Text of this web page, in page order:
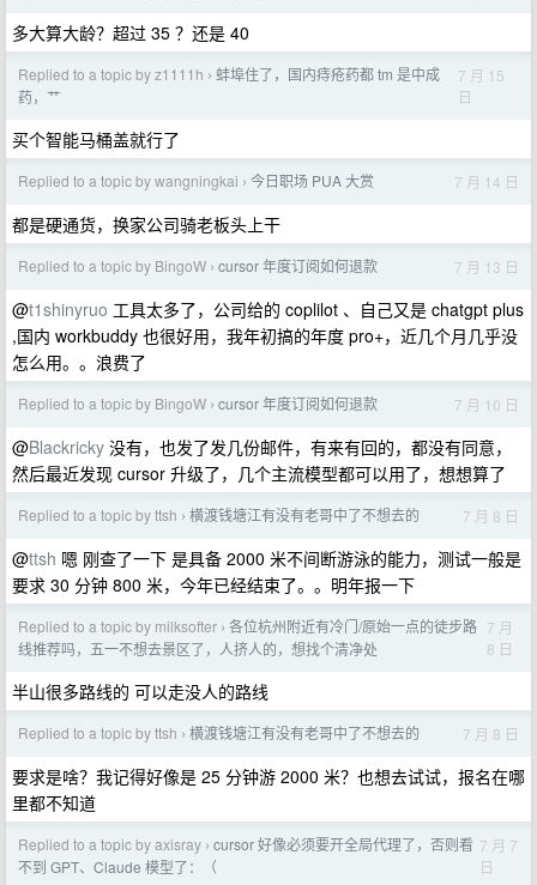
多大算大龄？超过 35 ？还是 40
Replied to a topic by z1111h › 蚌埠住了，国内痔疮药都 tm 是中成
药，艹
7 月 15
日
买个智能马桶盖就行了
Replied to a topic by wangningkai › 今日职场 PUA 大赏 7 月 14 日
都是硬通货，换家公司骑老板头上干
Replied to a topic by BingoW › cursor 年度订阅如何退款 7 月 13 日
@t1shinyruo 工具太多了，公司给的 coplilot 、自己又是 chatgpt plus
,国内 workbuddy 也很好用，我年初搞的年度 pro+，近几个月几乎没
怎么用。。浪费了
Replied to a topic by BingoW › cursor 年度订阅如何退款 7 月 10 日
@Blackricky 没有，也发了发几份邮件，有来有回的，都没有同意，
然后最近发现 cursor 升级了，几个主流模型都可以用了，想想算了
Replied to a topic by ttsh › 横渡钱塘江有没有老哥中了不想去的 7 月 8 日
@ttsh 嗯 刚查了一下 是具备 2000 米不间断游泳的能力，测试一般是
要求 30 分钟 800 米，今年已经结束了。。明年报一下
Replied to a topic by milksofter › 各位杭州附近有冷门/原始一点的徒步路
线推荐吗，五一不想去景区了，人挤人的，想找个清净处
7 月
8 日
半山很多路线的 可以走没人的路线
Replied to a topic by ttsh › 横渡钱塘江有没有老哥中了不想去的 7 月 8 日
要求是啥？我记得好像是 25 分钟游 2000 米？也想去试试，报名在哪
里都不知道
Replied to a topic by axisray › cursor 好像必须要开全局代理了，否则看
不到 GPT、Claude 模型了：（
7 月 7
日